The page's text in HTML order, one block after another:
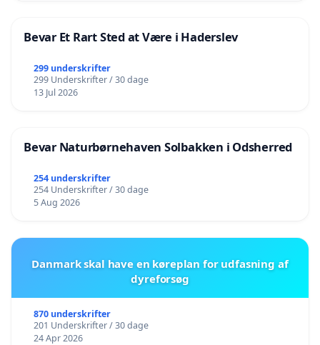
Bevar Et Rart Sted at Være i Haderslev
299 underskrifter
299 Underskrifter / 30 dage
13 Jul 2026
Bevar Naturbørnehaven Solbakken i Odsherred
254 underskrifter
254 Underskrifter / 30 dage
5 Aug 2026
Danmark skal have en køreplan for udfasning af
dyreforsøg
870 underskrifter
201 Underskrifter / 30 dage
24 Apr 2026